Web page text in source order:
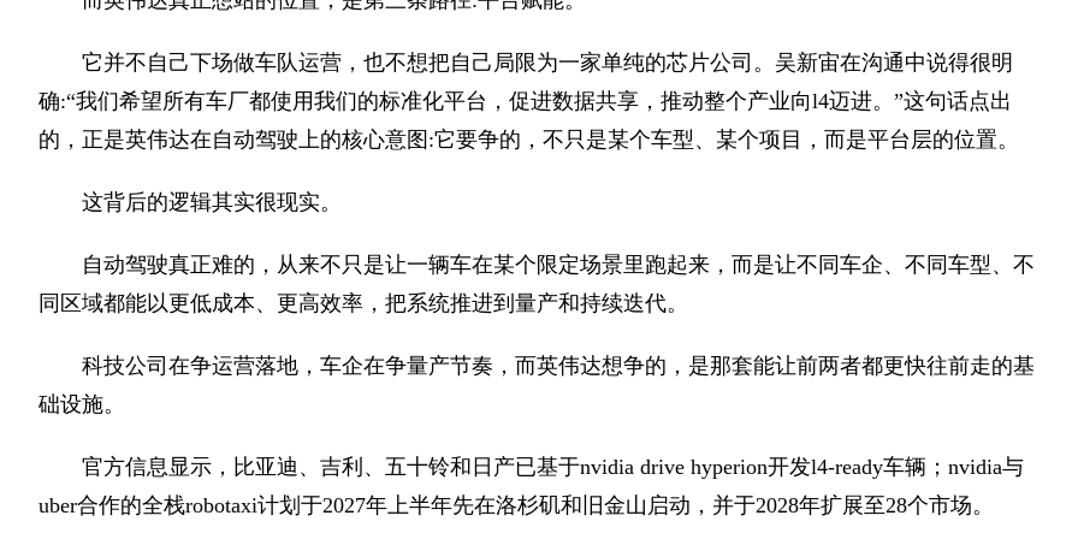
它并不自己下场做车队运营，也不想把自己局限为一家单纯的芯片公司。吴新宙在沟通中说得很明
确:“我们希望所有车厂都使用我们的标准化平台，促进数据共享，推动整个产业向l4迈进。”这句话点出
的，正是英伟达在自动驾驶上的核心意图:它要争的，不只是某个车型、某个项目，而是平台层的位置。
这背后的逻辑其实很现实。
自动驾驶真正难的，从来不只是让一辆车在某个限定场景里跑起来，而是让不同车企、不同车型、不
同区域都能以更低成本、更高效率，把系统推进到量产和持续迭代。
科技公司在争运营落地，车企在争量产节奏，而英伟达想争的，是那套能让前两者都更快往前走的基
础设施。
官方信息显示，比亚迪、吉利、五十铃和日产已基于nvidia drive hyperion开发l4-ready车辆；nvidia与
uber合作的全栈robotaxi计划于2027年上半年先在洛杉矶和旧金山启动，并于2028年扩展至28个市场。